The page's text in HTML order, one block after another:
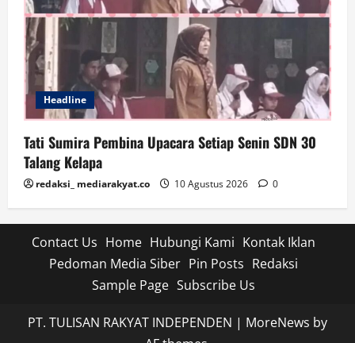
Headline
Tati Sumira Pembina Upacara Setiap Senin SDN 30
Talang Kelapa
redaksi_ mediarakyat.co 10 Agustus 2026 0
Contact Us Home Hubungi Kami Kontak Iklan
Pedoman Media Siber Pin Posts Redaksi
Sample Page Subscribe Us
PT. TULISAN RAKYAT INDEPENDEN | MoreNews by